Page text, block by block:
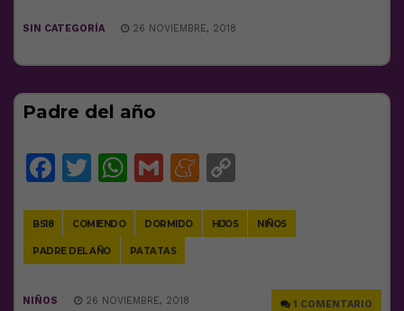
SIN CATEGORÍA 26 NOVIEMBRE, 2018
Padre del año
Facebook
Twitter
WhatsApp
GmailMeneame
BS18 COMIENDO DORMIDO HIJOS NIÑOS
PADRE DEL AÑO PATATAS
1 COMENTARIO
NIÑOS 26 NOVIEMBRE, 2018